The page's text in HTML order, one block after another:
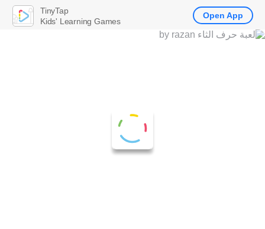
TinyTap
Kids' Learning Games
Open App